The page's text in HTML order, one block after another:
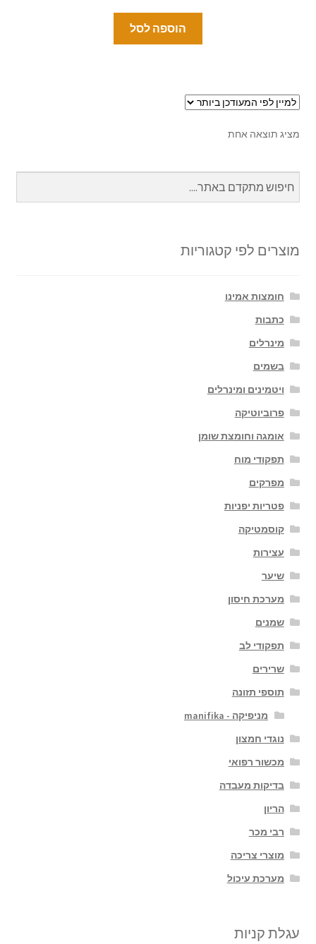
הוספה לסל
מציג תוצאה אחת
מוצרים לפי קטגוריות
חומצות אמינו
כתבות
מינרלים
בשמים
ויטמינים ומינרלים
פרוביוטיקה
אומגה וחומצת שומן
תפקודי מוח
מפרקים
פטריות יפניות
קוסמטיקה
עצירות
שיער
מערכת חיסון
שמנים
תפקודי לב
שרירים
תוספי תזונה
מניפיקה - manifika
נוגדי חמצון
מכשור רפואי
בדיקות מעבדה
הריון
רבי מכר
מוצרי צריכה
מערכת עיכול
עגלת קניות